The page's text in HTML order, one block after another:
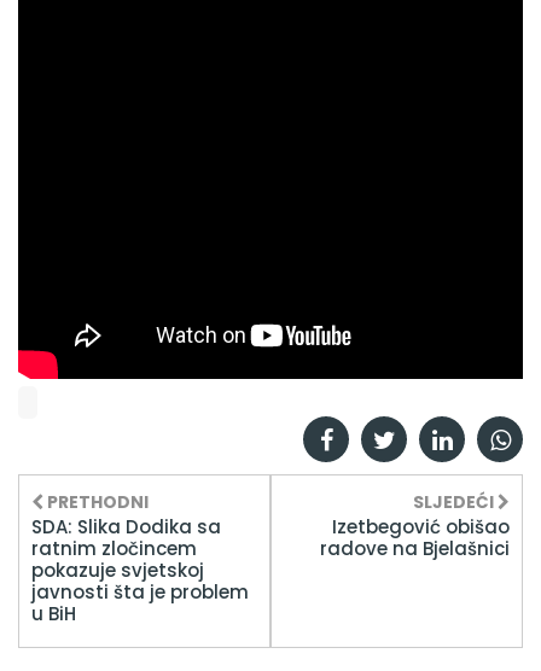
PRETHODNI
SDA: Slika Dodika sa
ratnim zločincem
pokazuje svjetskoj
javnosti šta je problem
u BiH
SLJEDEĆI
Izetbegović obišao
radove na Bjelašnici